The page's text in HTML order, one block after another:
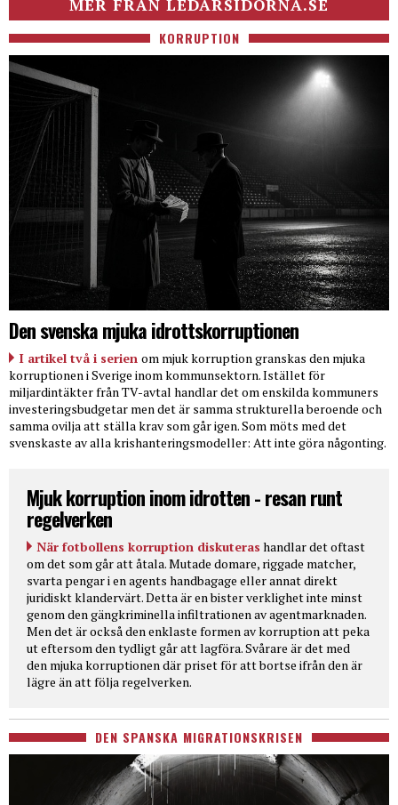
MER FRÅN LEDARSIDORNA.SE
KORRUPTION
Den svenska mjuka idrottskorruptionen
I artikel två i serien om mjuk korruption granskas den mjuka
korruptionen i Sverige inom kommunsektorn. Istället för
miljardintäkter från TV-avtal handlar det om enskilda kommuners
investeringsbudgetar men det är samma strukturella beroende och
samma ovilja att ställa krav som går igen. Som möts med det
svenskaste av alla krishanteringsmodeller: Att inte göra någonting.
Mjuk korruption inom idrotten - resan runt
regelverken
När fotbollens korruption diskuteras handlar det oftast
om det som går att åtala. Mutade domare, riggade matcher,
svarta pengar i en agents handbagage eller annat direkt
juridiskt klandervärt. Detta är en bister verklighet inte minst
genom den gängkriminella infiltrationen av agentmarknaden.
Men det är också den enklaste formen av korruption att peka
ut eftersom den tydligt går att lagföra. Svårare är det med
den mjuka korruptionen där priset för att bortse ifrån den är
lägre än att följa regelverken.
DEN SPANSKA MIGRATIONSKRISEN